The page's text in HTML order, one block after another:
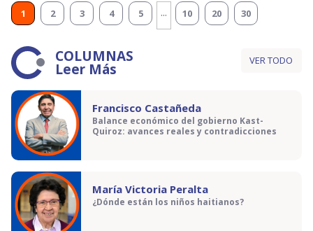
1 2 3 4 5 ... 10 20 30
COLUMNAS
Leer Más VER TODO
Francisco Castañeda
Balance económico del gobierno Kast-
Quiroz: avances reales y contradicciones
María Victoria Peralta
¿Dónde están los niños haitianos?